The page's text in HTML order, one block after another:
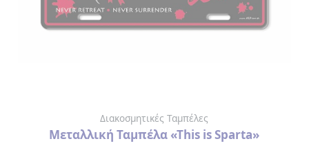
Διακοσμητικές Ταμπέλες
Μεταλλική Ταμπέλα «This is Sparta»